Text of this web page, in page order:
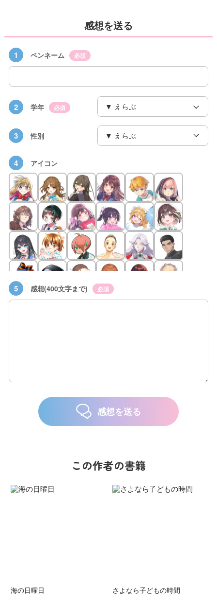
感想を送る
1 ペンネーム 必須
2 学年 必須
3 性別
4 アイコン
5 感想(400文字まで) 必須
感想を送る
この作者の書籍
海の日曜日 さよなら子どもの時間